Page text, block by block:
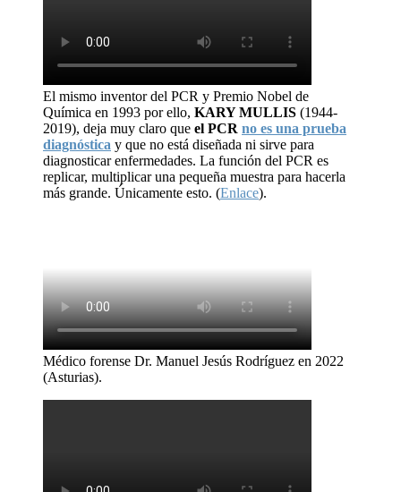
El mismo inventor del PCR y Premio Nobel de
Química en 1993 por ello, KARY MULLIS (1944-
2019), deja muy claro que el PCR no es una prueba
diagnóstica y que no está diseñada ni sirve para
diagnosticar enfermedades. La función del PCR es
replicar, multiplicar una pequeña muestra para hacerla
más grande. Únicamente esto. (Enlace).
Médico forense Dr. Manuel Jesús Rodríguez en 2022
(Asturias).